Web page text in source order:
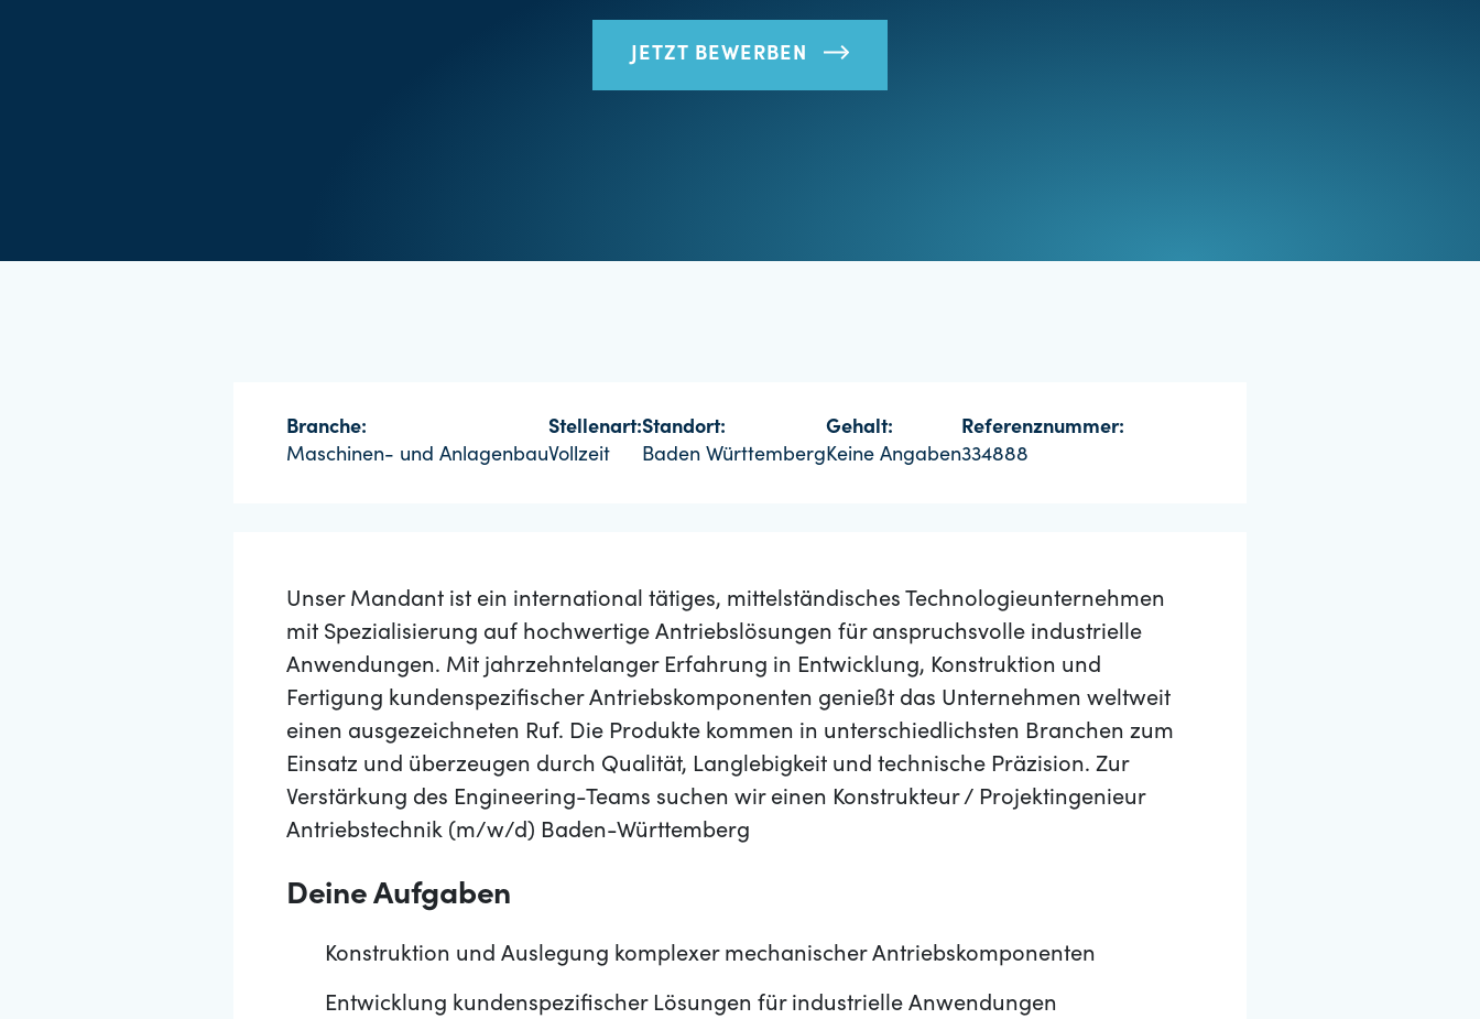
JETZT BEWERBEN
Branche:
Maschinen- und Anlagenbau
Stellenart:
Vollzeit
Standort:
Baden Württemberg
Gehalt:
Keine Angaben
Referenznummer:
334888
Unser Mandant ist ein international tätiges, mittelständisches Technologieunternehmen
mit Spezialisierung auf hochwertige Antriebslösungen für anspruchsvolle industrielle
Anwendungen. Mit jahrzehntelanger Erfahrung in Entwicklung, Konstruktion und
Fertigung kundenspezifischer Antriebskomponenten genießt das Unternehmen weltweit
einen ausgezeichneten Ruf. Die Produkte kommen in unterschiedlichsten Branchen zum
Einsatz und überzeugen durch Qualität, Langlebigkeit und technische Präzision. Zur
Verstärkung des Engineering-Teams suchen wir einen Konstrukteur / Projektingenieur
Antriebstechnik (m/w/d) Baden-Württemberg
Deine Aufgaben
Konstruktion und Auslegung komplexer mechanischer Antriebskomponenten
Entwicklung kundenspezifischer Lösungen für industrielle Anwendungen